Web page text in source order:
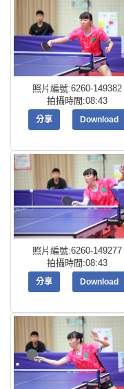
照片編號:6260-149382
拍攝時間:08:43
分享 Download
照片編號:6260-149277
拍攝時間:08:43
分享 Download